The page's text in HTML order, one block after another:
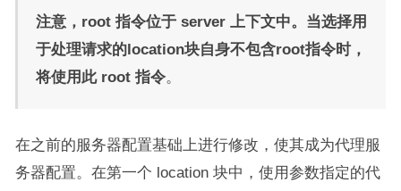
注意，root 指令位于 server 上下文中。当选择用
于处理请求的location块自身不包含root指令时，
将使用此 root 指令。
在之前的服务器配置基础上进行修改，使其成为代理服
务器配置。在第一个 location 块中，使用参数指定的代